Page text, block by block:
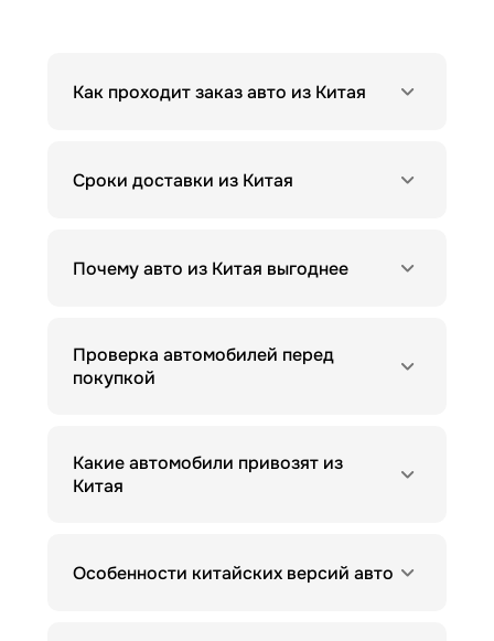
Как проходит заказ авто из Китая
Сроки доставки из Китая
Почему авто из Китая выгоднее
Проверка автомобилей перед
покупкой
Какие автомобили привозят из
Китая
Особенности китайских версий авто